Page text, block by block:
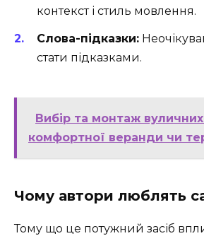
контекст і стиль мовлення.
Слова-підказки:
стати підказками.
Вибір та монтаж
комфортної веранди чи
Чому автори люблять
Тому що це потужний засіб